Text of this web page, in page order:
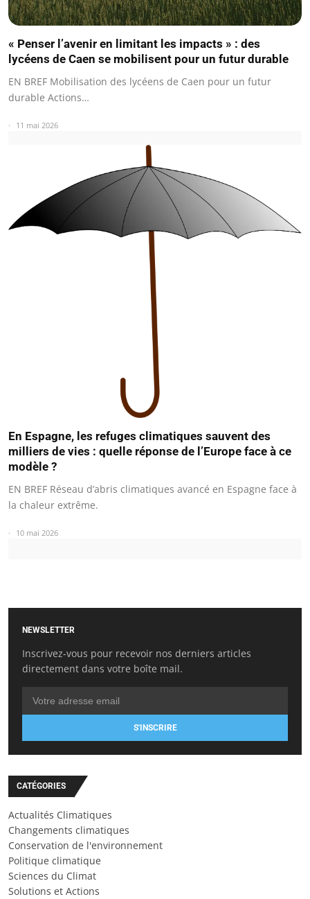
« Penser l’avenir en limitant les impacts » : des
lycéens de Caen se mobilisent pour un futur durable
EN BREF Mobilisation des lycéens de Caen pour un futur
durable Actions…
11 mai 2026
En Espagne, les refuges climatiques sauvent des
milliers de vies : quelle réponse de l’Europe face à ce
modèle ?
EN BREF Réseau d’abris climatiques avancé en Espagne face à
la chaleur extrême.
10 mai 2026
NEWSLETTER
Inscrivez-vous pour recevoir nos derniers articles
directement dans votre boîte mail.
S'INSCRIRE
CATÉGORIES
Actualités Climatiques
Changements climatiques
Conservation de l'environnement
Politique climatique
Sciences du Climat
Solutions et Actions